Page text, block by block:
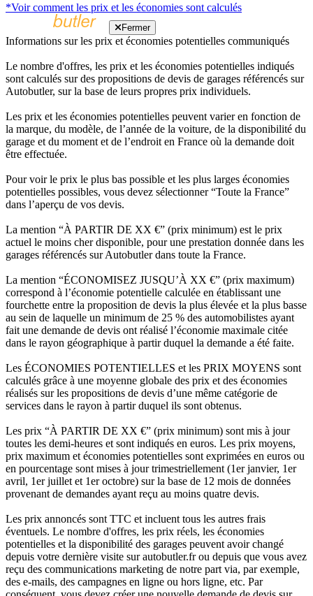
*Voir comment les prix et les économies sont calculés
Fermer
Informations sur les prix et économies potentielles communiqués
Le nombre d'offres, les prix et les économies potentielles indiqués
sont calculés sur des propositions de devis de garages référencés sur
Autobutler, sur la base de leurs propres prix individuels.
Les prix et les économies potentielles peuvent varier en fonction de
la marque, du modèle, de l’année de la voiture, de la disponibilité du
garage et du moment et de l’endroit en France où la demande doit
être effectuée.
Pour voir le prix le plus bas possible et les plus larges économies
potentielles possibles, vous devez sélectionner “Toute la France”
dans l’aperçu de vos devis.
La mention “À PARTIR DE XX €” (prix minimum) est le prix
actuel le moins cher disponible, pour une prestation donnée dans les
garages référencés sur Autobutler dans toute la France.
La mention “ÉCONOMISEZ JUSQU’À XX €” (prix maximum)
correspond à l’économie potentielle calculée en établissant une
fourchette entre la proposition de devis la plus élevée et la plus basse
au sein de laquelle un minimum de 25 % des automobilistes ayant
fait une demande de devis ont réalisé l’économie maximale citée
dans le rayon géographique à partir duquel la demande a été faite.
Les ÉCONOMIES POTENTIELLES et les PRIX MOYENS sont
calculés grâce à une moyenne globale des prix et des économies
réalisés sur les propositions de devis d’une même catégorie de
services dans le rayon à partir duquel ils sont obtenus.
Les prix “À PARTIR DE XX €” (prix minimum) sont mis à jour
toutes les demi-heures et sont indiqués en euros. Les prix moyens,
prix maximum et économies potentielles sont exprimées en euros ou
en pourcentage sont mises à jour trimestriellement (1er janvier, 1er
avril, 1er juillet et 1er octobre) sur la base de 12 mois de données
provenant de demandes ayant reçu au moins quatre devis.
Les prix annoncés sont TTC et incluent tous les autres frais
éventuels. Le nombre d'offres, les prix réels, les économies
potentielles et la disponibilité des garages peuvent avoir changé
depuis votre dernière visite sur autobutler.fr ou depuis que vous avez
reçu des communications marketing de notre part via, par exemple,
des e-mails, des campagnes en ligne ou hors ligne, etc. Par